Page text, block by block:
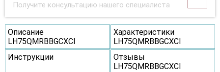
Получите консультацию нашего специалиста
Описание
LH75QMRBBGCXCI
Характеристики
LH75QMRBBGCXCI
Инструкции
Отзывы
LH75QMRBBGCXCI